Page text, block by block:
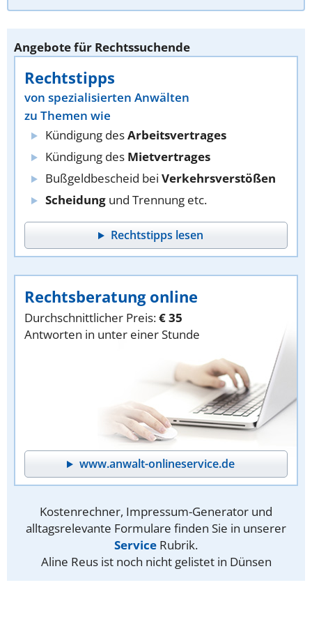
Angebote für Rechtssuchende
Rechtstipps
von spezialisierten Anwälten
zu Themen wie
Kündigung desArbeitsvertrages
Kündigung des Mietvertrages
Bußgeldbescheid bei Verkehrsverstößen
Scheidung und Trennung etc.
Rechtstipps lesen
Rechtsberatung online
Durchschnittlicher Preis:€ 35
Antworten in unter einer Stunde
www.anwalt-onlineservice.de
Kostenrechner, Impressum-Generator und
alltagsrelevante Formulare finden Sie in unserer
Service Rubrik.
Aline Reus ist noch nicht gelistet in Dünsen